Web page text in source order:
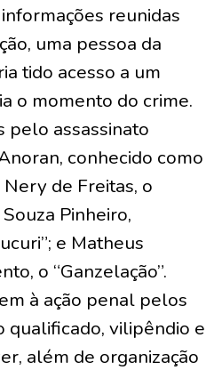
reunidas
uma pessoa da
tido acesso a um
o momento do crime.
pelo assassinato
conhecido como
Nery de Freitas, o
Pinheiro,
e Matheus
o “Ganzelação”.
à ação penal pelos
qualificado, vilipêndio e
além de organização